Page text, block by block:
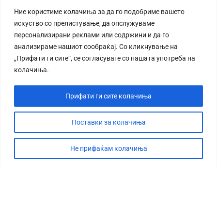
Ние користиме колачиња за да го подобриме вашето
искуство со прелистување, да опслужуваме
персонализирани реклами или содржини и да го
анализираме нашиот сообраќај. Со кликнување на
„Прифати ги сите“, се согласувате со нашата употреба на
колачиња.
Поставки за колачиња
Не прифаќам колачиња
Прифати ги сите колачиња